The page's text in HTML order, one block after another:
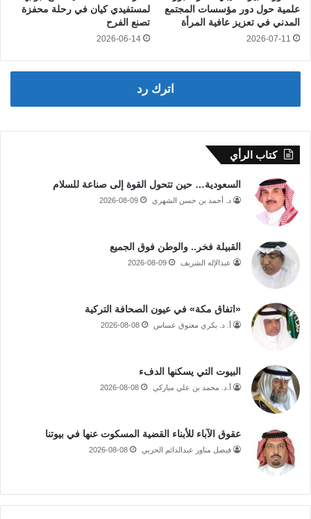
علمية حول دور مؤسسات المجتمع
المدني في تعزيز عافية المرأة
2026-07-11
لمستفيدي كيان في رحلة محفزة
تصنع الفرح
2026-06-14
اترك رد
كتاب الرأي
السعودية… حين تتحول القوة إلى صناعة للسلام
د. أحمد بن حسن الشهري 2026-08-09
القبيلة فخر.. والوطن فوق الجميع
عبدالإله الشريف 2026-08-09
«اتفاق مكة» في عيون الصحافة التركية
أ. د. بكري معتوق عساس 2026-08-08
البيوت التي يسكنها الدفء
أ.د. محمد بن علي مباركي 2026-08-08
عقوق الآباء للأبناء القضية المسكوت عنها في بيوتنا
فيصل مناور عبدالدائم الحربي 2026-08-08